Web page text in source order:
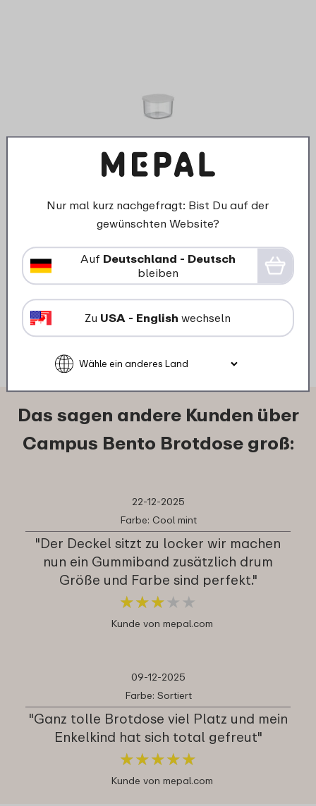
Brotdose groß mit Bento-
Einsatz und Gabel Campus -
419
Details Bestellen
Das sagen andere Kunden über
Campus Bento Brotdose groß:
22-12-2025
Farbe: Cool mint
"Der Deckel sitzt zu locker wir machen
nun ein Gummiband zusätzlich drum
Größe und Farbe sind perfekt."
★★★ ★ ★
★★★ ★ ★
Kunde von mepal.com
09-12-2025
Farbe: Sortiert
"Ganz tolle Brotdose viel Platz und mein
Enkelkind hat sich total gefreut"
★★★★★
★★★★★
Kunde von mepal.com
Nur mal kurz nachgefragt: Bist Du auf der
gewünschten Website?
Auf Deutschland - Deutsch
bleiben
Zu USA - English wechseln